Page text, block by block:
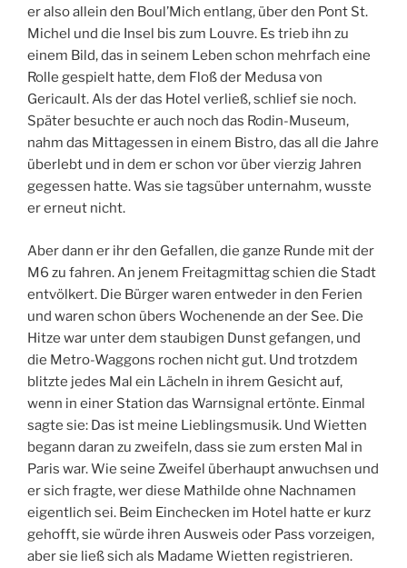
er also allein den Boul’Mich entlang, über den Pont St.
Michel und die Insel bis zum Louvre. Es trieb ihn zu
einem Bild, das in seinem Leben schon mehrfach eine
Rolle gespielt hatte, dem Floß der Medusa von
Gericault. Als der das Hotel verließ, schlief sie noch.
Später besuchte er auch noch das Rodin-Museum,
nahm das Mittagessen in einem Bistro, das all die Jahre
überlebt und in dem er schon vor über vierzig Jahren
gegessen hatte. Was sie tagsüber unternahm, wusste
er erneut nicht.
Aber dann er ihr den Gefallen, die ganze Runde mit der
M6 zu fahren. An jenem Freitagmittag schien die Stadt
entvölkert. Die Bürger waren entweder in den Ferien
und waren schon übers Wochenende an der See. Die
Hitze war unter dem staubigen Dunst gefangen, und
die Metro-Waggons rochen nicht gut. Und trotzdem
blitzte jedes Mal ein Lächeln in ihrem Gesicht auf,
wenn in einer Station das Warnsignal ertönte. Einmal
sagte sie: Das ist meine Lieblingsmusik. Und Wietten
begann daran zu zweifeln, dass sie zum ersten Mal in
Paris war. Wie seine Zweifel überhaupt anwuchsen und
er sich fragte, wer diese Mathilde ohne Nachnamen
eigentlich sei. Beim Einchecken im Hotel hatte er kurz
gehofft, sie würde ihren Ausweis oder Pass vorzeigen,
aber sie ließ sich als Madame Wietten registrieren.